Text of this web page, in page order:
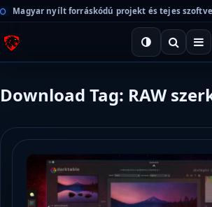
Magyar nyílt forráskódú projekt és tejes
Download Tag: RAW